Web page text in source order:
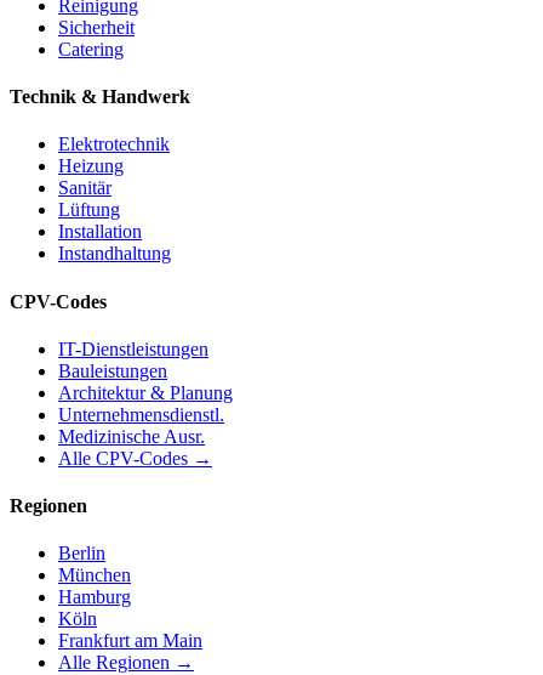
Reinigung
Sicherheit
Catering
Technik & Handwerk
Elektrotechnik
Heizung
Sanitär
Lüftung
Installation
Instandhaltung
CPV-Codes
IT-Dienstleistungen
Bauleistungen
Architektur & Planung
Unternehmensdienstl.
Medizinische Ausr.
Alle CPV-Codes →
Regionen
Berlin
München
Hamburg
Köln
Frankfurt am Main
Alle Regionen →